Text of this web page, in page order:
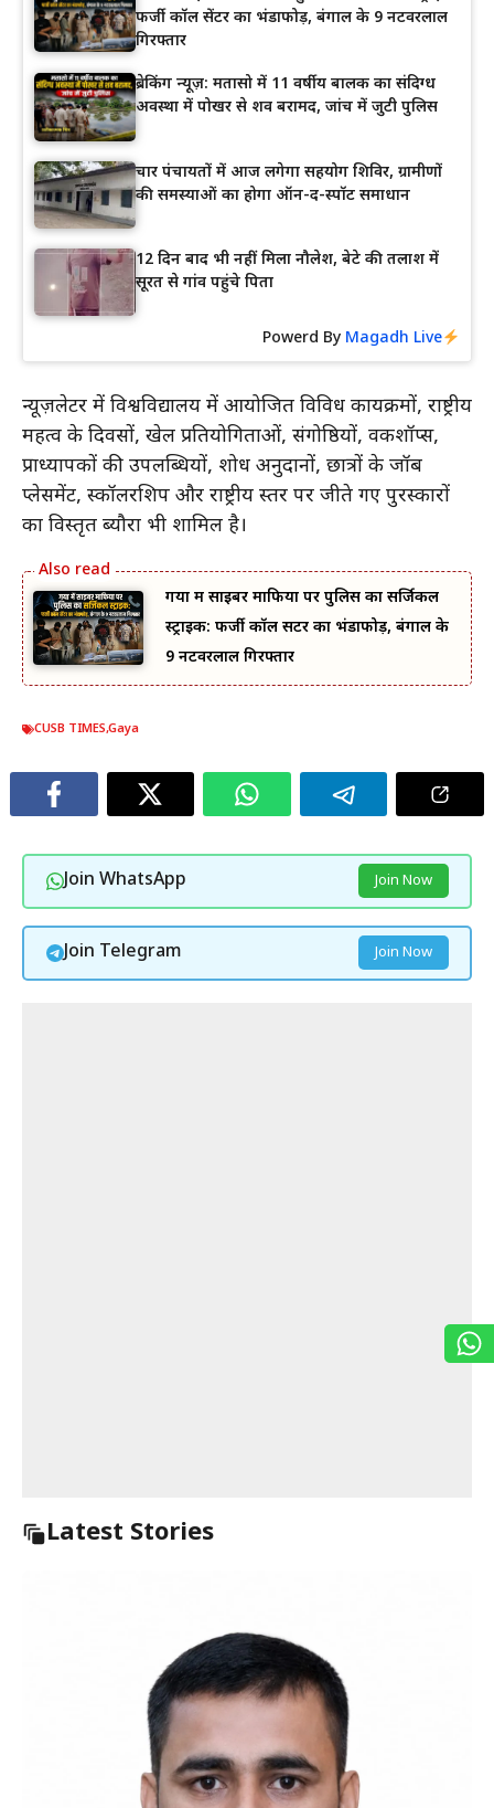
फर्जी कॉल सेंटर का भंडाफोड़, बंगाल के 9 नटवरलाल
गिरफ्तार
ब्रेकिंग न्यूज़: मतासो में 11 वर्षीय बालक का संदिग्ध
अवस्था में पोखर से शव बरामद, जांच में जुटी पुलिस
चार पंचायतों में आज लगेगा सहयोग शिविर, ग्रामीणों
की समस्याओं का होगा ऑन-द-स्पॉट समाधान
12 दिन बाद भी नहीं मिला नौलेश, बेटे की तलाश में
सूरत से गांव पहुंचे पिता
Powerd By Magadh Live
न्यूज़लेटर में विश्वविद्यालय में आयोजित विविध कार्यक्रमों, राष्ट्रीय
महत्व के दिवसों, खेल प्रतियोगिताओं, संगोष्ठियों, वर्कशॉप्स,
प्राध्यापकों की उपलब्धियों, शोध अनुदानों, छात्रों के जॉब
प्लेसमेंट, स्कॉलरशिप और राष्ट्रीय स्तर पर जीते गए पुरस्कारों
का विस्तृत ब्यौरा भी शामिल है।
गया में साइबर माफिया पर पुलिस का सर्जिकल
स्ट्राइक: फर्जी कॉल सेंटर का भंडाफोड़, बंगाल के
9 नटवरलाल गिरफ्तार
CUSB TIMES,Gaya
Join WhatsApp Join Now
Join Telegram Join Now
Latest Stories